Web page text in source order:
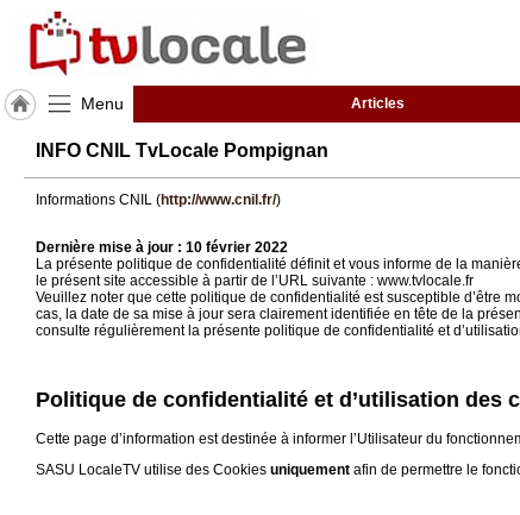
Menu Articles
J'adhère
Hulcoq
Pompignan
TvLocale
France
RUBRIQUES
Agenda
INFO CNIL TvLocale Pompignan
Informations CNIL (http://www.cnil.fr/)
Dernière mise à jour : 10 février 2022
La présente politique de confidentialité définit et vous informe de la
le présent site accessible à partir de l’URL suivante : www.tvlocale.fr
Veuillez noter que cette politique de confidentialité est susceptible d’être
cas, la date de sa mise à jour sera clairement identifiée en tête de la
consulte régulièrement la présente politique de confidentialité et
Politique de confidentialité et d’utilisation des
Cette page d’information est destinée à informer l’Utilisateur du
SASU LocaleTV utilise des Cookies uniquement afin de permettre le